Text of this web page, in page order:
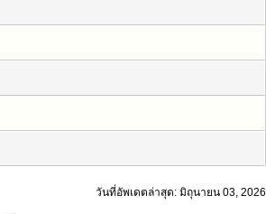
วันที่อัพเดตล่าสุด: มิถุนายน 03, 2026